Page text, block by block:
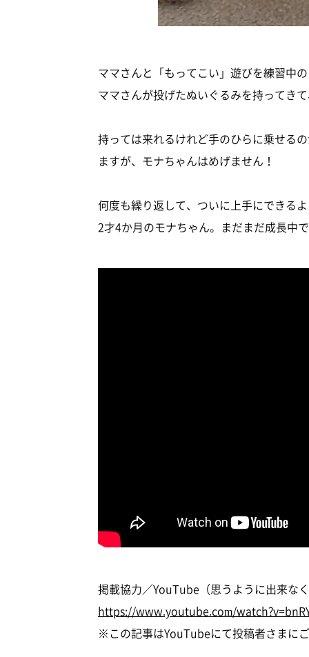
ママさんと「もってこい」遊びを練習中
ママさんが投げたぬいぐるみを持ってき
持っては来れるけれど手のひらに乗せる
ますが、モナちゃんはめげません！
何度も繰り返して、ついに上手にできるよ
2才4か月のモナちゃん。まだまだ成長中
掲載協力／YouTube（思うように出来な
https://www.youtube.com/
※この記事はYouTubeにて投稿者さまに